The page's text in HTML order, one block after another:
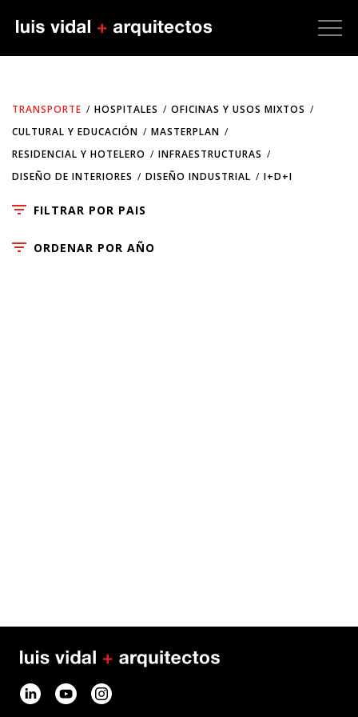
TRANSPORTE HOSPITALES
OFICINAS Y USOS MIXTOS
CULTURAL Y EDUCACIÓN
MASTERPLAN
RESIDENCIAL Y HOTELERO
INFRAESTRUCTURAS
DISEÑO DE INTERIORES
DISEÑO INDUSTRIAL I+D+I
FILTRAR POR PAIS
ORDENAR POR AÑO